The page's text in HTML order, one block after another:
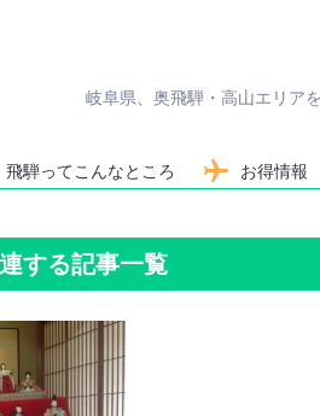
岐阜県、奥飛騨・高山エリア
飛騨ってこんなところ お得情報
する記事一覧